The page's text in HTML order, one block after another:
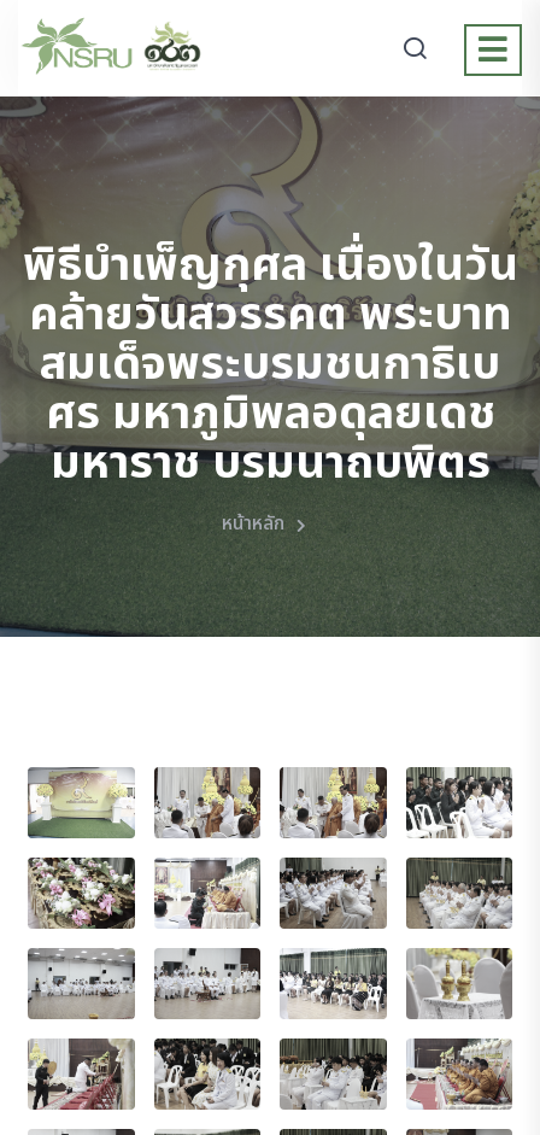
พิธีบำเพ็ญกุศล เนื่องในวัน
คล้ายวันสวรรคต พระบาท
สมเด็จพระบรมชนกาธิเบ
ศร มหาภูมิพลอดุลยเดช
มหาราช บรมนาถบพิตร
หน้าหลัก